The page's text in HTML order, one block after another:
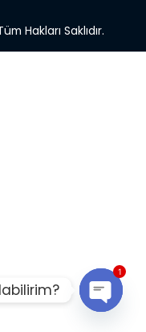
Hakları Saklıdır.
1